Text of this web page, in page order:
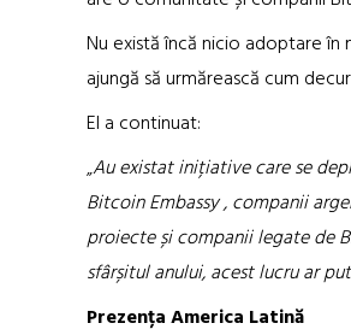
Nu există încă nicio adoptare în
ajungă să urmărească cum
El a continuat:
„Au existat inițiative care se
Bitcoin Embassy , companii
proiecte și companii legate de
sfârșitul anului, acest lucru ar
Prezența America Latină